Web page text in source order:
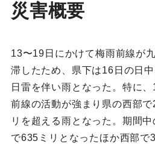
災害概要
13〜19日にかけて梅雨前線が
滞したため、県下は16日の日
日雷を伴い雨となった。特に
前線の活動が強まり県の西部
リを超える雨となった。期間
で635ミリとなったほか西部で